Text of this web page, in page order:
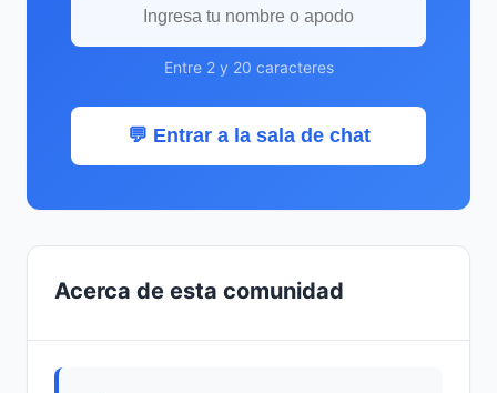
Entre 2 y 20 caracteres
💬 Entrar a la sala de chat
Acerca de esta comunidad